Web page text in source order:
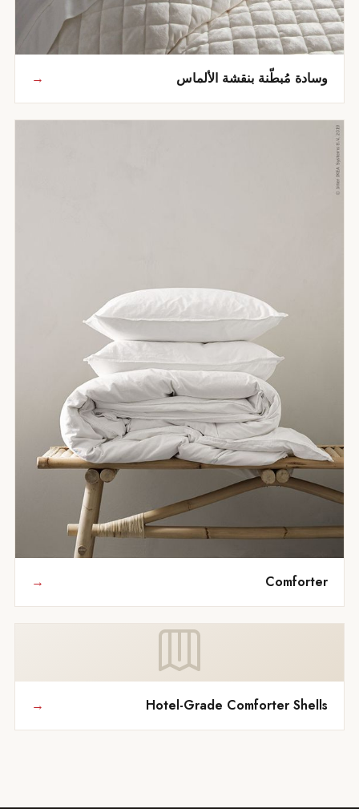
مُبطّنة بنقشة الألماس
Hotel-Grade Comforter